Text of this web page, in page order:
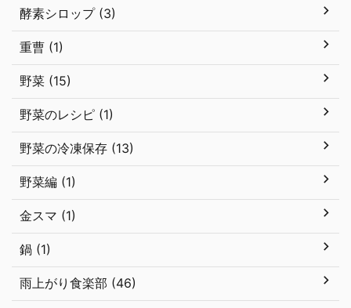
酵素シロップ (3)
重曹 (1)
野菜 (15)
野菜のレシピ (1)
野菜の冷凍保存 (13)
野菜編 (1)
金スマ (1)
鍋 (1)
雨上がり食楽部 (46)